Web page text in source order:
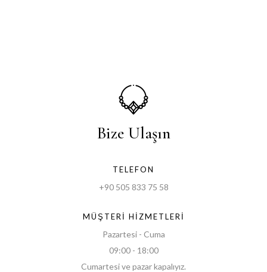
Bize Ulaşın
TELEFON
+90 505 833 75 58
MÜŞTERI HIZMETLERI
Pazartesi - Cuma
09:00 - 18:00
Cumartesi ve pazar kapalıyız.